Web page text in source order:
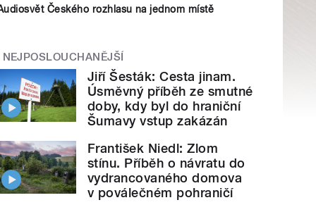
Českého rozhlasu na jednom místě
NEJPOSLOUCHANĚJŠÍ
Jiří Šesták: Cesta jinam.
Úsměvný příběh ze smutné
doby, kdy byl do hraniční
Šumavy vstup zakázán
František Niedl: Zlom
stínu. Příběh o návratu do
vydrancovaného domova
v poválečném pohraničí